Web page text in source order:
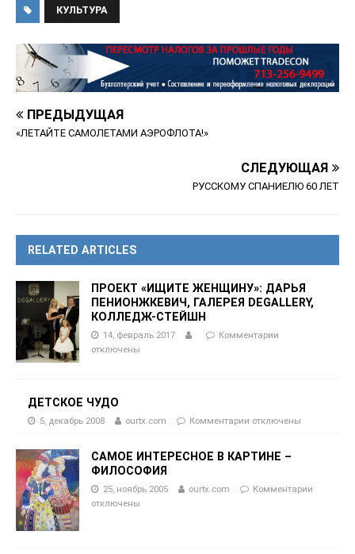
КУЛЬТУРА
ПРЕДЫДУЩАЯ
«ЛЕТАЙТЕ САМОЛЕТАМИ АЭРОФЛОТА!»
СЛЕДУЮЩАЯ
РУССКОМУ СПАНИЕЛЮ 60 ЛЕТ
RELATED ARTICLES
ПРОЕКТ «ИЩИТЕ ЖЕНЩИНУ»: ДАРЬЯ
ПЕНИОНЖКЕВИЧ, ГАЛЕРЕЯ DEGALLERY,
КОЛЛЕДЖ-СТЕЙШН
14, февраль 2017
Комментарии
отключены
ДЕТСКОЕ ЧУДО
5, декабрь 2008 ourtx.com Комментарии отключены
САМОЕ ИНТЕРЕСНОЕ В КАРТИНЕ –
ФИЛОСОФИЯ
25, ноябрь 2005 ourtx.com
Комментарии
отключены